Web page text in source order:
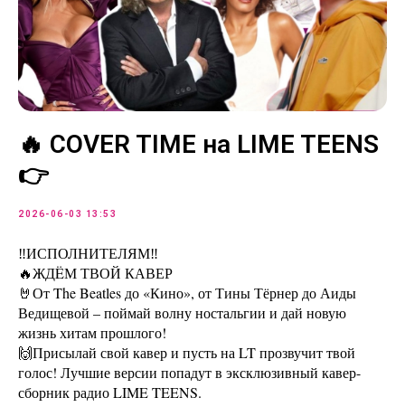
🔥 COVER TIME на LIME TEENS
👉
2026-06-03 13:53
‼️ИСПОЛНИТЕЛЯМ‼️
🔥ЖДËМ ТВОЙ КАВЕР
🤘От The Beatles до «Кино», от Тины Тёрнер до Аиды
Ведищевой – поймай волну ностальгии и дай новую
жизнь хитам прошлого!
🙌Присылай свой кавер и пусть на LT прозвучит твой
голос! Лучшие версии попадут в эксклюзивный кавер-
сборник радио LIME TEENS.